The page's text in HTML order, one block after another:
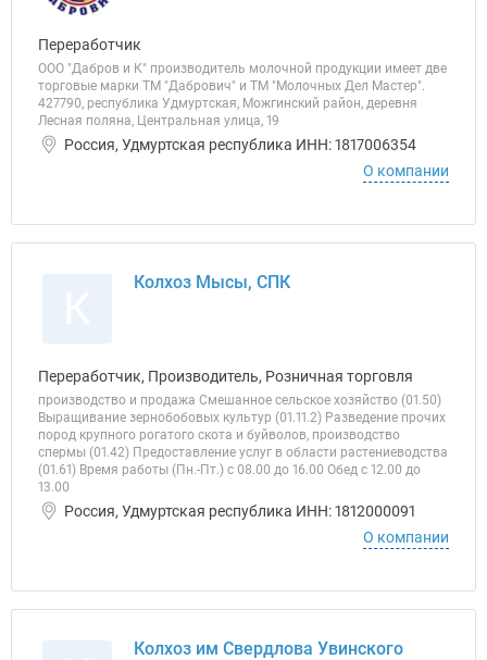
Переработчик
ООО "Дабров и К" производитель молочной продукции имеет две
торговые марки ТМ "Дабрович" и ТМ "Молочных Дел Мастер".
427790, республика Удмуртская, Можгинский район, деревня
Лесная поляна, Центральная улица, 19
Россия, Удмуртская республика ИНН: 1817006354
О компании
Колхоз Мысы, СПК
Переработчик, Производитель, Розничная торговля
производство и продажа Смешанное сельское хозяйство (01.50)
Выращивание зернобобовых культур (01.11.2) Разведение прочих
пород крупного рогатого скота и буйволов, производство
спермы (01.42) Предоставление услуг в области растениеводства
(01.61) Время работы (Пн.-Пт.) с 08.00 до 16.00 Обед с 12.00 до
13.00
Россия, Удмуртская республика ИНН: 1812000091
О компании
Колхоз им Свердлова Увинского